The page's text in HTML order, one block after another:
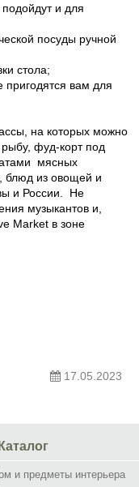
и для
посуды ручной
стола;
вам для
на которых можно
фуд-корт под
мясных
блюд из овощей и
и России. Не
музыкантов и,
Market в зоне
17.05.2023
Каталог
и предметы интерьера